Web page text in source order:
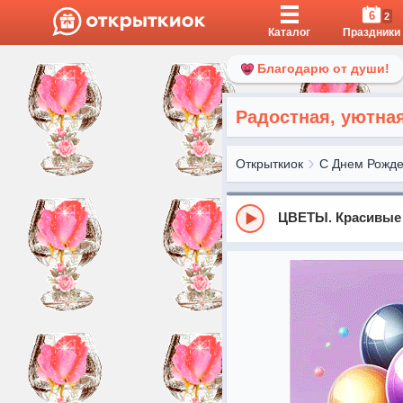
Каталог
6 2
Праздники
Благодарю от души!
Радостная,
Открыткиок С Днем
ЦВЕТЫ. Красивые